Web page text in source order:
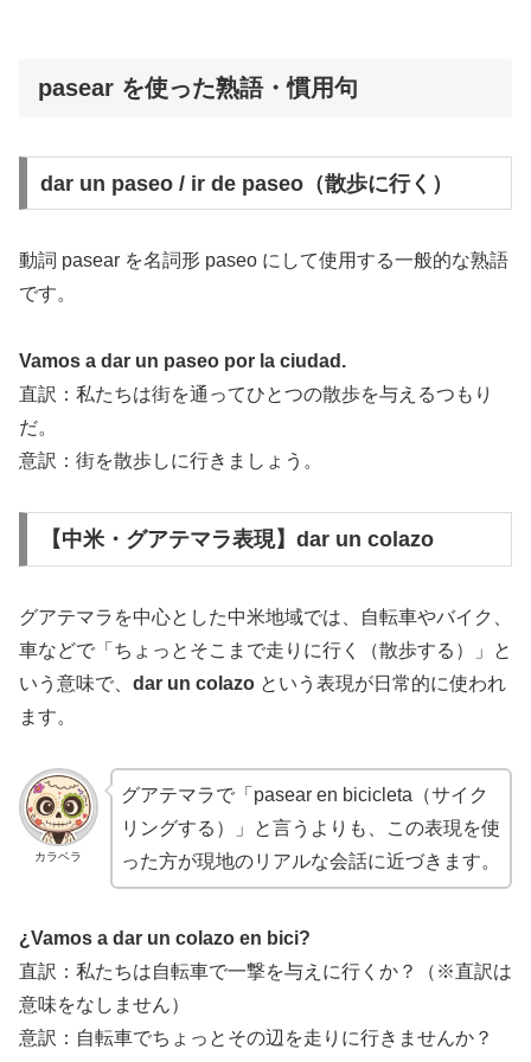
pasear を使った熟語・慣用句
dar un paseo / ir de paseo（散歩に行く）
動詞 pasear を名詞形 paseo にして使用する一般的な熟語
です。
Vamos a dar un paseo por la ciudad.
直訳：私たちは街を通ってひとつの散歩を与えるつもり
だ。
意訳：街を散歩しに行きましょう。
【中米・グアテマラ表現】dar un colazo
グアテマラを中心とした中米地域では、自転車やバイク、
車などで「ちょっとそこまで走りに行く（散歩する）」と
いう意味で、 dar un colazo という表現が日常的に使われ
ます。
カラベラ
グアテマラで「pasear en bicicleta（サイク
リングする）」と言うよりも、この表現を使
った方が現地のリアルな会話に近づきます。
¿Vamos a dar un colazo en bici?
直訳：私たちは自転車で一撃を与えに行くか？（※直訳は
意味をなしません）
意訳：自転車でちょっとその辺を走りに行きませんか？